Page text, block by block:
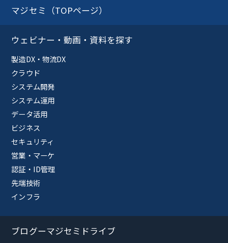
マジセミ（TOPページ）
ウェビナー・動画・資料を探す
製造DX・物流DX
クラウド
システム開発
システム運用
データ活用
ビジネス
セキュリティ
営業・マーケ
認証・ID管理
先端技術
インフラ
ブログーマジセミドライブ